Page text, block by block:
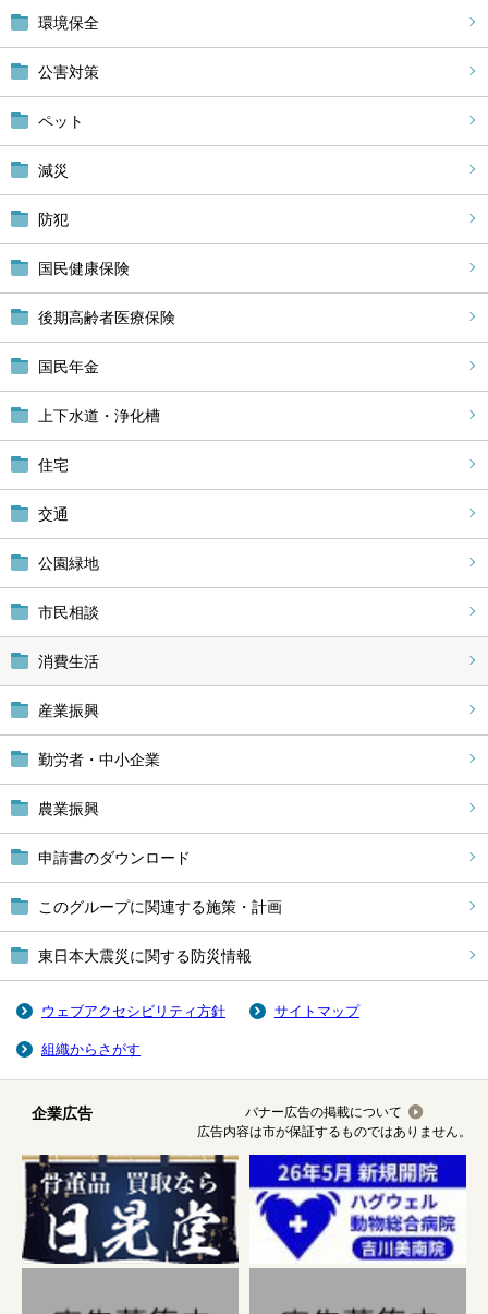
環境保全
公害対策
ペット
減災
防犯
国民健康保険
後期高齢者医療保険
国民年金
上下水道・浄化槽
住宅
交通
公園緑地
市民相談
消費生活
産業振興
勤労者・中小企業
農業振興
申請書のダウンロード
このグループに関連する施策・計画
東日本大震災に関する防災情報
ウェブアクセシビリティ方針 サイトマップ
組織からさがす
企業広告
バナー広告の掲載について
広告内容は市が保証するものではありません。